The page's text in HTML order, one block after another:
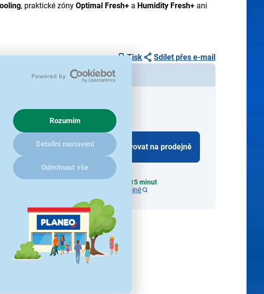
Rozumím
Detailní nastavení
Odmítnout vše
, praktické zóny Optimal Fresh+ a Humidity Fresh+ ani
Tisk Sdílet přes e-mail
se do Planeo+ a získejtenejnižší cenu
Kč
DPH
Přidat do košíku Rezervovat na prodejně
Odběr do 15 minut
na 1 prodejně
Hlídání ceny a dostupnosti